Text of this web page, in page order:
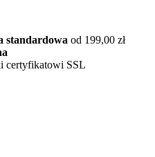
standardowa od 199,00 zł
certyfikatowi SSL